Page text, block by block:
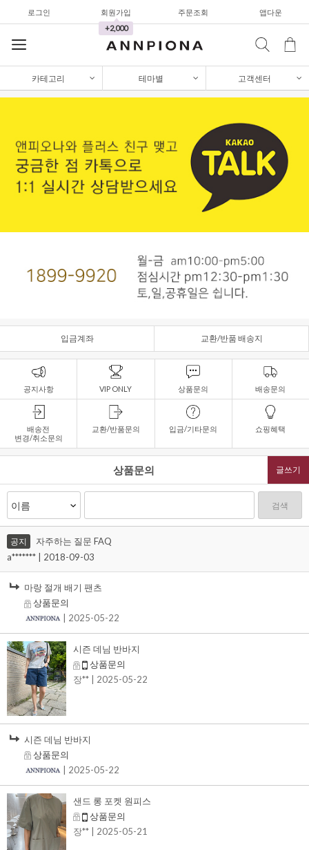
로그인
회원가입
+2,000
주문조회 앱다운
와이드팬츠
한정세일
셔츠&블라우스
와이드팬츠
한정세일
셔츠&블라우스
한정세일
카테고리 테마별 고객센터
입금계좌 교환/반품 배송지
공지사항 VIP ONLY 상품문의 배송문의
배송전
변경/취소문의
교환/반품문의 입금/기타문의 쇼핑혜택
상품문의 글쓰기
검색
공지
자주하는 질문 FAQ
a******* | 2018-09-03
마랑 절개 배기 팬츠
상품문의
| 2025-05-22
시즌 데님 반바지
상품문의
장**
| 2025-05-22
시즌 데님 반바지
상품문의
| 2025-05-22
샌드 롱 포켓 원피스
상품문의
장** | 2025-05-21